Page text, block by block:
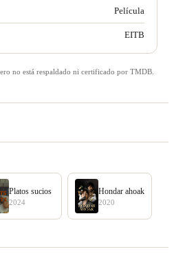
Película
EITB
no está respaldado ni certificado por TMDB.
Platos sucios
2024
Hondar ahoak
2020